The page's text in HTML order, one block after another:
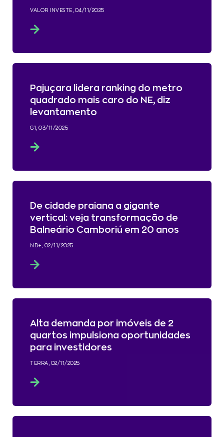
VALOR INVESTE, 04/11/2025
Pajuçara lidera ranking do metro
quadrado mais caro do NE, diz
levantamento
G1, 03/11/2025
De cidade praiana a gigante
vertical: veja transformação de
Balneário Camboriú em 20 anos
ND+, 02/11/2025
Alta demanda por imóveis de 2
quartos impulsiona oportunidades
para investidores
TERRA, 02/11/2025